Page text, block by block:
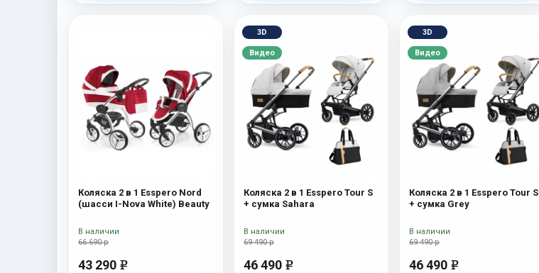
Коляска 2 в 1 Esspero Nord
(шасси I-Nova White) Beauty
66 690 р
43 290 e
В наличии
3D
Видео
Коляска 2 в 1 Esspero Tour S
+ сумка Sahara
69 490 р
46 490 e
В наличии
3D
Видео
Коляска 2 в 1 Esspero Tour S
+ сумка Grey
69 490 р
46 490 e
В наличии